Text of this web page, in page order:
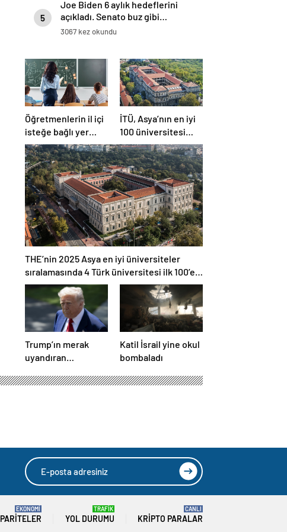
5
Joe Biden 6 aylık hedeflerini
açıkladı. Senato buz gibi…
3067 kez okundu
Öğretmenlerin il içi
isteğe bağlı yer
değiştirme
başvuruları ne
zaman?
İTÜ, Asya’nın en iyi
100 üniversitesi
arasında yer aldı
THE’nin 2025 Asya en iyi üniversiteler
sıralamasında 4 Türk üniversitesi ilk 100’e
girdi
Trump’ın merak
uyandıran
sistemiyle ilgili
Katil İsrail yine okul
bombaladı
PARITELER
EKONOMİ
YOL DURUMU
TRAFİK
KRIPTO PARALAR
CANLI